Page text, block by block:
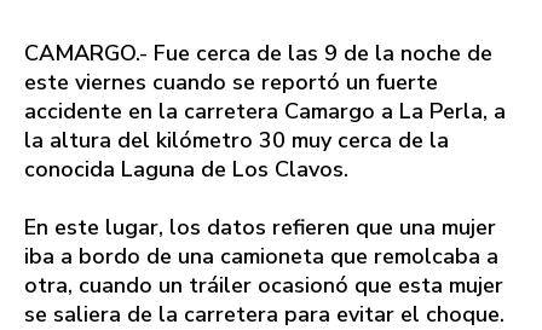
CAMARGO.- Fue cerca de las 9 de la noche de
este viernes cuando se reportó un fuerte
accidente en la carretera Camargo a La Perla, a
la altura del kilómetro 30 muy cerca de la
conocida Laguna de Los Clavos.
En este lugar, los datos refieren que una mujer
iba a bordo de una camioneta que remolcaba a
otra, cuando un tráiler ocasionó que esta mujer
se saliera de la carretera para evitar el choque.